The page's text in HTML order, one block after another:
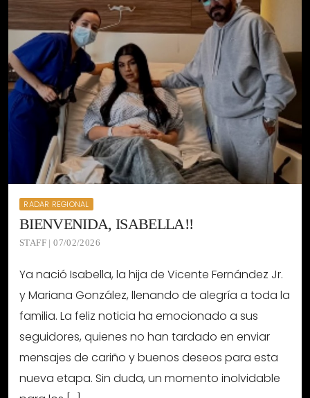
RADAR REGIONAL
BIENVENIDA, ISABELLA!!
STAFF | 07/02/2026
Ya nació Isabella, la hija de Vicente Fernández Jr.
y Mariana González, llenando de alegría a toda la
familia. La feliz noticia ha emocionado a sus
seguidores, quienes no han tardado en enviar
mensajes de cariño y buenos deseos para esta
nueva etapa. Sin duda, un momento inolvidable